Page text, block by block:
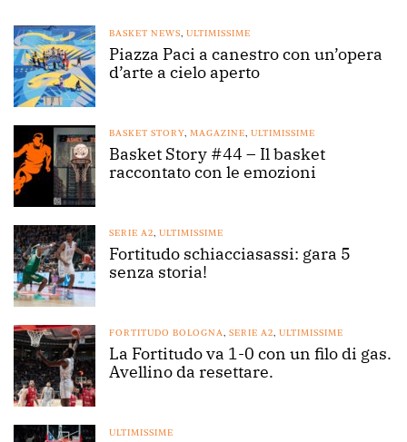
BASKET NEWS, ULTIMISSIME
Piazza Paci a canestro con un’opera
d’arte a cielo aperto
BASKET STORY, MAGAZINE, ULTIMISSIME
Basket Story #44 – Il basket
raccontato con le emozioni
SERIE A2, ULTIMISSIME
Fortitudo schiacciasassi: gara 5
senza storia!
FORTITUDO BOLOGNA, SERIE A2, ULTIMISSIME
La Fortitudo va 1-0 con un filo di gas.
Avellino da resettare.
ULTIMISSIME